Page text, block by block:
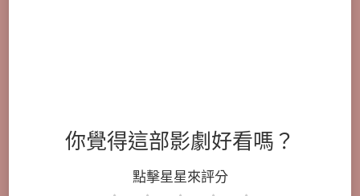
你覺得這部影劇好看嗎？
點擊星星來評分